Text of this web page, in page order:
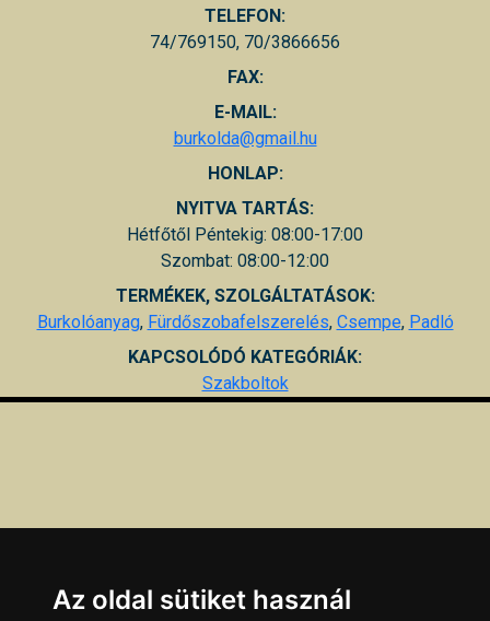
TELEFON:
74/769150, 70/3866656
FAX:
E-MAIL:
burkolda@gmail.hu
HONLAP:
NYITVA TARTÁS:
Hétfőtől Péntekig: 08:00-17:00
Szombat: 08:00-12:00
TERMÉKEK, SZOLGÁLTATÁSOK:
Burkolóanyag, Fürdőszobafelszerelés, Csempe, Padló
KAPCSOLÓDÓ KATEGÓRIÁK:
Szakboltok
Az oldal sütiket használ